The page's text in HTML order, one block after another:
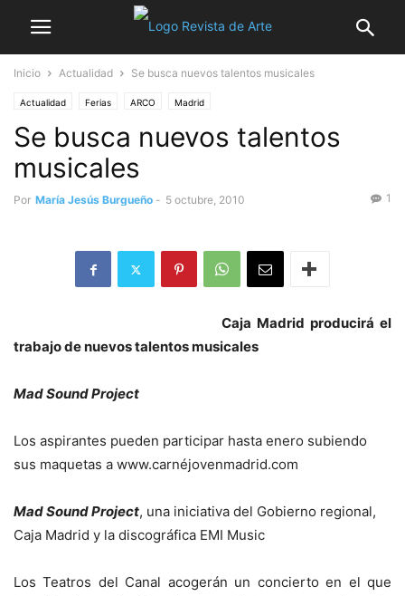
Inicio Actualidad Se busca nuevos talentos musicales
Actualidad Ferias ARCO Madrid
Se busca nuevos talentos
musicales
Por María Jesús Burgueño - 5 octubre, 2010 1
Caja Madrid producirá el
trabajo de nuevos talentos musicales
Mad Sound Project
Los aspirantes pueden participar hasta enero subiendo
sus maquetas a www.carnéjovenmadrid.com
Mad Sound Project, una iniciativa del Gobierno regional,
Caja Madrid y la discográfica EMI Music
Los Teatros del Canal acogerán un concierto en el que